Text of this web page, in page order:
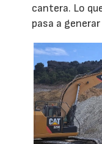
cantera. Lo
pasa a